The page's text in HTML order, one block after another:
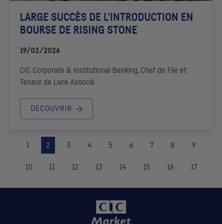
LARGE SUCCÈS DE L’INTRODUCTION EN
BOURSE DE RISING STONE
19/02/2026
CIC Corporate & Institutional
Banking, Chef de File et
Teneur de Livre Associé
DÉCOUVRIR
1 2 3 4 5 6 7 8 9
10 11 12 13 14 15 16 17